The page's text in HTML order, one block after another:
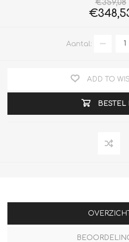
€359,08
Aantal:
ADD TO
BESTEL
OVERZICHT